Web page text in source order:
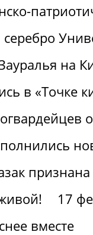
на
в «Точке
17
вместе